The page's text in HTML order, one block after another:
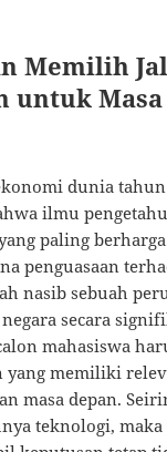
Memilih
untuk Masa
dunia tahun
ilmu
paling
penguasaan
nasib sebuah
secara
mahasiswa
memiliki
masa depan.
teknologi,